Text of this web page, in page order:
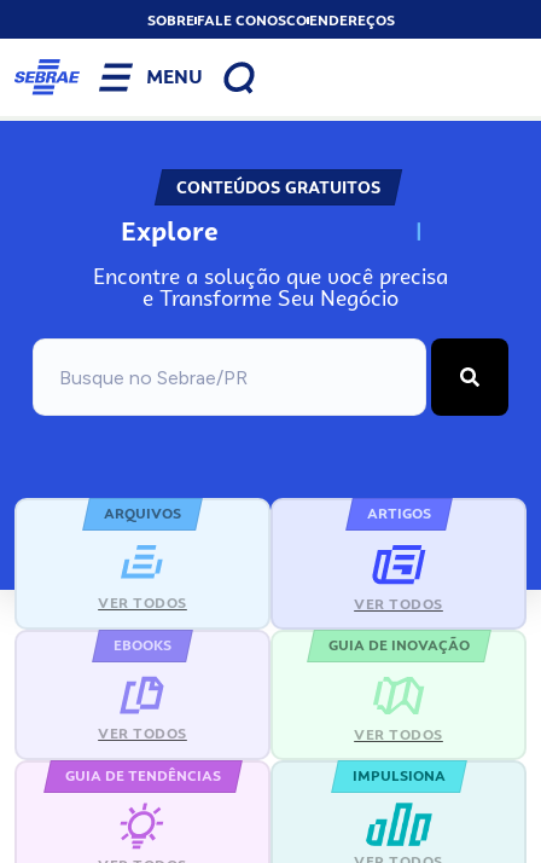
SOBREFALE CONOSCOENDEREÇOS
MENU
CONTEÚDOS GRATUITOS
Explore N
Encontre a solução que você precisa
e Transforme Seu Negócio
ARQUIVOS
VER TODOS
ARTIGOS
VER TODOS
EBOOKS
VER TODOS
GUIA DE INOVAÇÃO
VER TODOS
GUIA DE TENDÊNCIAS IMPULSIONA